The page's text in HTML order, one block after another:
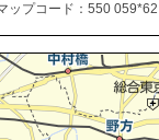
ップコード：550 059*62